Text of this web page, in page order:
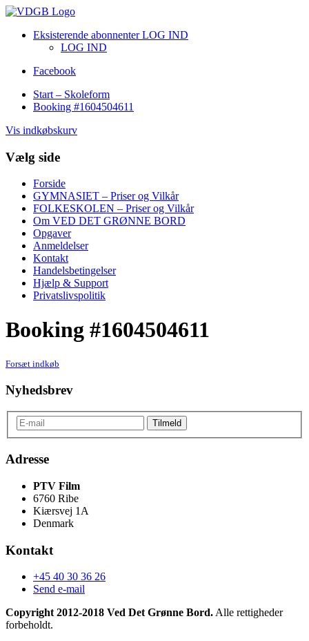
Eksisterende abonnenter LOG IND
LOG IND
Facebook
Start – Skoleform
Booking #1604504611
Vis indkøbskurv
Vælg side
Forside
GYMNASIET – Priser og Vilkår
FOLKESKOLEN – Priser og Vilkår
Om VED DET GRØNNE BORD
Opgaver
Anmeldelser
Kontakt
Handelsbetingelser
Hjælp & Support
Privatslivspolitik
Booking #1604504611
Forsæt indkøb
Nyhedsbrev
Adresse
PTV Film
6760 Ribe
Kiærsvej 1A
Denmark
Kontakt
+45 40 30 36 26
Send e-mail
Copyright 2012-2018 Ved Det Grønne Bord. Alle rettigheder
forbeholdt.